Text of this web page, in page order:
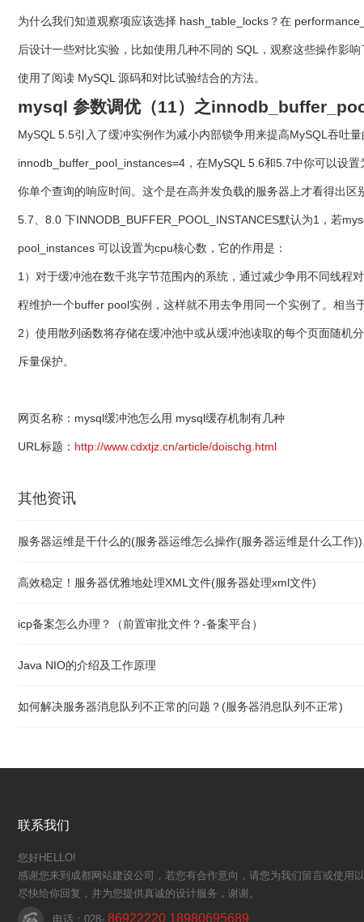
为什么我们知道观察项应该选择 hash_table_locks？在
后设计一些对比实验，比如使用几种不同的 SQL，观察这些操作影
使用了阅读 MySQL 源码和对比试验结合的方法。
mysql 参数调优（11）之
MySQL 5.5引入了缓冲实例作为减小内部锁争用来提高MySQL吞吐
innodb_buffer_pool_instances=4，在MySQL 5.6和5.7中你可以设
你单个查询的响应时间。这个是在高并发负载的服务器上才看得出区
5.7、8.0 下INNODB_BUFFER_POOL_INSTANCES默认为1，若
pool_instances 可以设置为cpu核心数，它的作用是：
1）对于缓冲池在数千兆字节范围内的系统，通过减少争用不同线
程维护一个buffer pool实例，这样就不用去争用同一个实例了。相当
2）使用散列函数将存储在缓冲池中或从缓冲池读取的每个页面随机
斥量保护。
网页名称：mysql缓冲池怎么用 mysql缓存机制有几种
URL标题： http://www.cdxtjz.cn/article/doischg.html
其他资讯
服务器运维是干什么的(服务器运维怎么操作(服务器运维是什么工作))
高效稳定！服务器优雅地处理XML文件(服务器处理xml文件)
icp备案怎么办理？（前置审批文件？-备案平台）
Java NIO的介绍及工作原理
如何解决服务器消息队列不正常的问题？(服务器消息队列不正常)
联系我们
您好HELLO!
感谢您来到成都网站建设公司，若您有合作意向，请您为我们留言或使用
尽快给你回复，并为您提供真诚的设计服务，谢谢。
电话：028- 86922220 18980695689